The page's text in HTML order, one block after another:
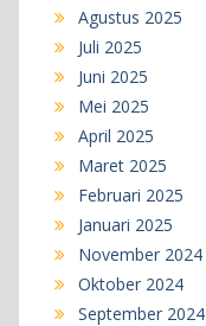
Agustus 2025
Juli 2025
Juni 2025
Mei 2025
April 2025
Maret 2025
Februari 2025
Januari 2025
November 2024
Oktober 2024
September 2024